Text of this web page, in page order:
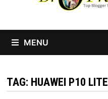
MENU
TAG: HUAWEI P10 LITE